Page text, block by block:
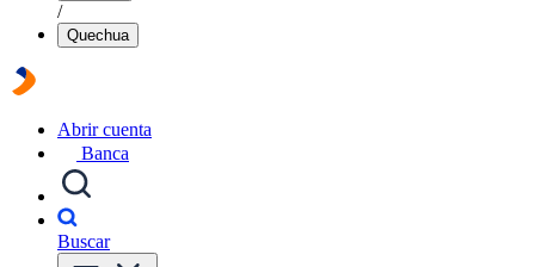
/
Quechua
Abrir cuenta
Banca
Buscar